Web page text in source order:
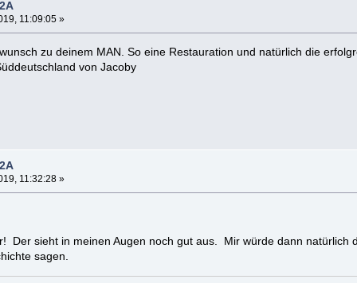
11:09:05 »
zu deinem MAN. So eine Restauration und natürlich die
von Jacoby
11:32:28 »
Der sieht in meinen Augen noch gut aus. Mir würde dann natürlich
sagen.